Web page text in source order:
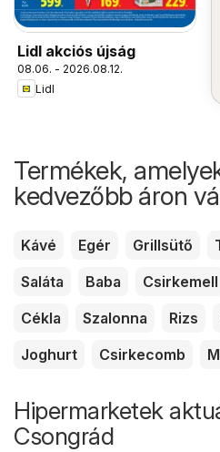
Lidl akciós újság
08.06. - 2026.08.12.
Lidl
Termékek,
kedvezőbb áron
Kávé Egér Grillsütő
Saláta
Baba Csirkemell
Cékla
Szalonna Rizs
Joghurt
Csirkecomb
Hipermarketek
Csongrád